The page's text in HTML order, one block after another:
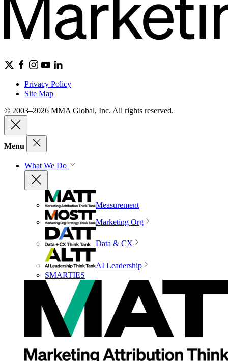
Privacy Policy
Site Map
© 2003–2026 MMA Global, Inc. All rights reserved.
Menu
What We Do
Measurement
Marketing Org
Data & CX
AI Leadership
SMARTIES